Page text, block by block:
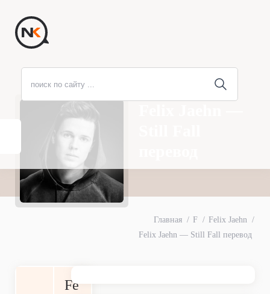
Главная F
Felix Jaehn
Felix Jaehn — Still Fall перевод
Fe